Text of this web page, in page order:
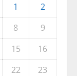
1
2
8
9
15
16
22
23